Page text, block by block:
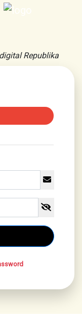
Republika